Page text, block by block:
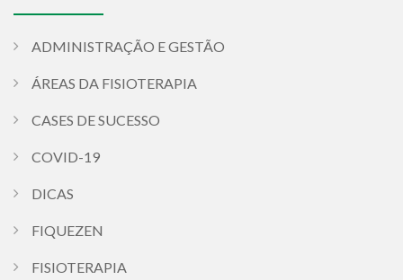
ADMINISTRAÇÃO E GESTÃO
ÁREAS DA FISIOTERAPIA
CASES DE SUCESSO
COVID-19
DICAS
FIQUEZEN
FISIOTERAPIA